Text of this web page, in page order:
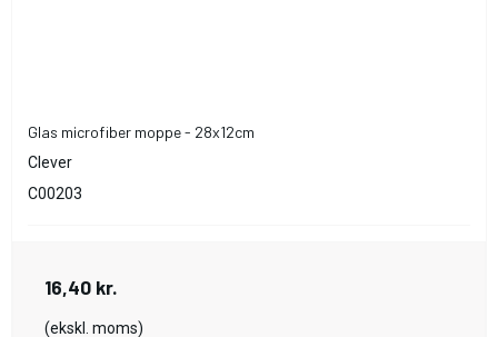
Glas microfiber moppe - 28x12cm
Clever
C00203
16,40 kr.
(ekskl. moms)